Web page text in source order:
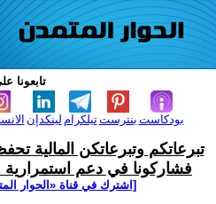
تابعونا
لينكدإن تيلكرامبنترست بودكاست
تبرعاتكم وتبرعاتكن المالية
فشاركونا في دعم استمرارية
[اشترك في قناة ‫«الحوار